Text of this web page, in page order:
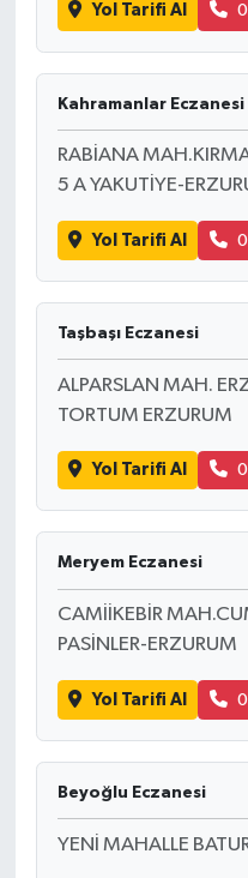
Yol Tarifi Al
Kahramanlar Eczanesi
RABİANA
5 A YAKUTİYE-
Yol Tarifi Al
Taşbaşı Eczanesi
ALPARSLAN MAH.
TORTUM ERZURUM
Yol Tarifi Al
Meryem Eczanesi
CAMİİKEBİR
PASİNLER-ERZURUM
Yol Tarifi Al
Beyoğlu Eczanesi
YENİ MAHALLE